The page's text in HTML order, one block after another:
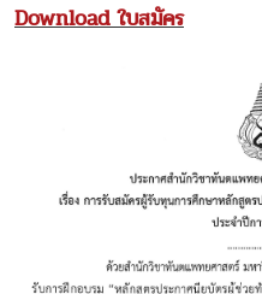
Download ใบสมัคร